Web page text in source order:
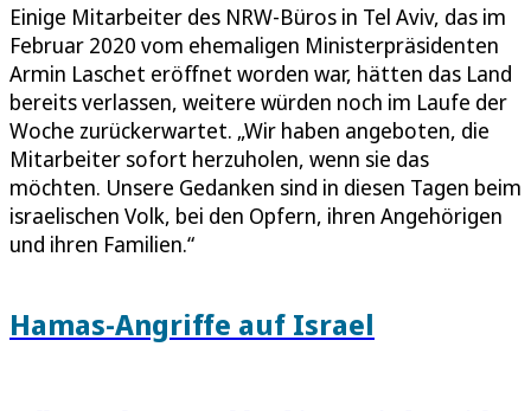
Einige Mitarbeiter des NRW-Büros in Tel Aviv, das im
Februar 2020 vom ehemaligen Ministerpräsidenten
Armin Laschet eröffnet worden war, hätten das Land
bereits verlassen, weitere würden noch im Laufe der
Woche zurückerwartet. „Wir haben angeboten, die
Mitarbeiter sofort herzuholen, wenn sie das
möchten. Unsere Gedanken sind in diesen Tagen beim
israelischen Volk, bei den Opfern, ihren Angehörigen
und ihren Familien.“
Hamas-Angriffe auf Israel